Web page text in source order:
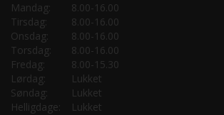
Mandag:
8.00-16.00
Tirsdag:
8.00-16.00
Onsdag:
8.00-16.00
Torsdag:
8.00-16.00
Fredag:
8.00-15.30
Lørdag:
Lukket
Søndag:
Lukket
Helligdage:
Lukket